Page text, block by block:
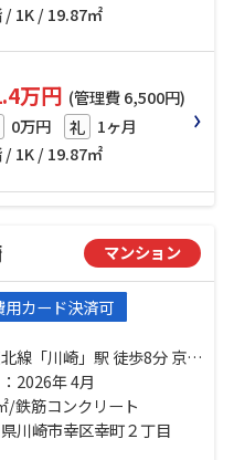
/ 1K / 19.87㎡
万円 (管理費 6,500円)
0万円 礼 1ヶ月
/ 1K / 19.87㎡
マンション
用カード決済可
線「川崎」駅 徒歩8分 京急
川崎」駅 徒歩8分 京急大
町」駅 徒歩23分
2026年 4月
/鉄筋コンクリート
川崎市幸区幸町２丁目